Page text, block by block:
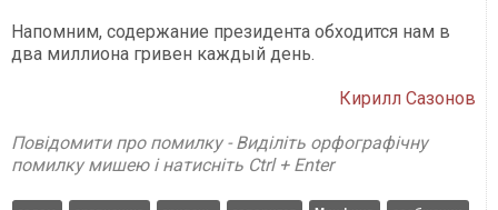
Напомним, содержание президента обходится нам в
два миллиона гривен каждый день.
Кирилл Сазонов
Повідомити про помилку - Виділіть орфографічну
помилку мишею і натисніть Ctrl + Enter